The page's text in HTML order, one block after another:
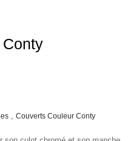
Couverts Couleur Conty